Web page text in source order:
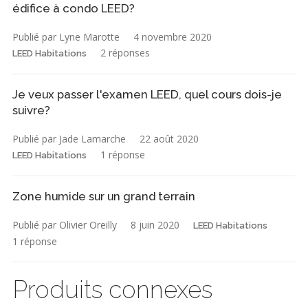
édifice à condo LEED?
Publié par Lyne Marotte 4 novembre 2020
LEED Habitations 2 réponses
Je veux passer l'examen LEED, quel cours dois-je
suivre?
Publié par Jade Lamarche 22 août 2020
LEED Habitations 1 réponse
Zone humide sur un grand terrain
Publié par Olivier Oreilly 8 juin 2020 LEED Habitations
1 réponse
Produits connexes